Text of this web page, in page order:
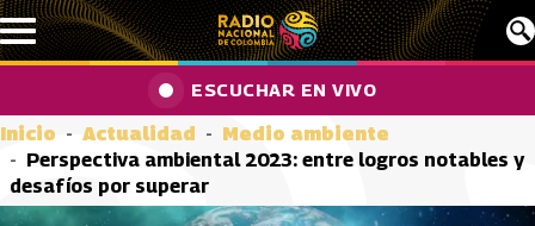
Pasar al contenido principal
ESCUCHAR EN VIVO
Inicio Actualidad
Medio ambiente
Perspectiva ambiental 2023: entre logros notables y
desafíos por superar